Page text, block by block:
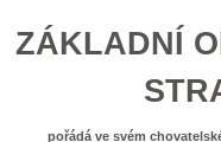
ZÁKLADNÍ
pořádá ve svém